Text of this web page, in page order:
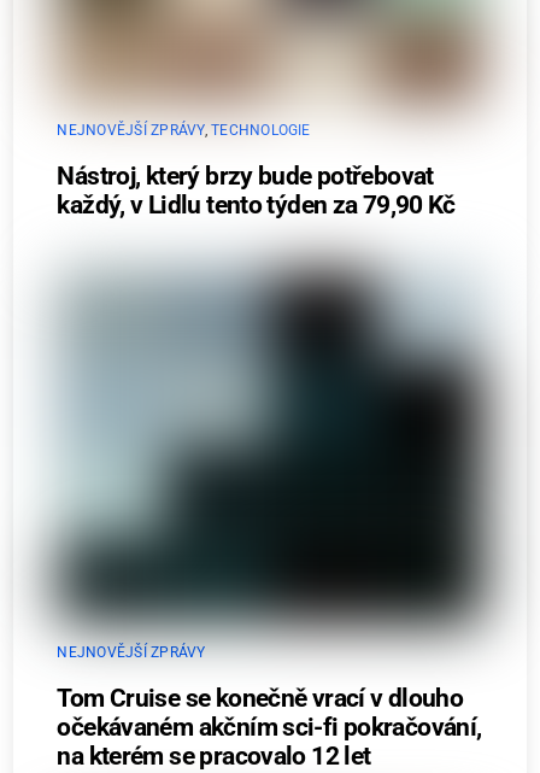
NEJNOVĚJŠÍ ZPRÁVY,TECHNOLOGIE
Nástroj, který brzy bude potřebovat
každý, v Lidlu tento týden za 79,90 Kč
NEJNOVĚJŠÍ ZPRÁVY
Tom Cruise se konečně vrací v dlouho
očekávaném akčním sci-fi pokračování,
na kterém se pracovalo 12 let